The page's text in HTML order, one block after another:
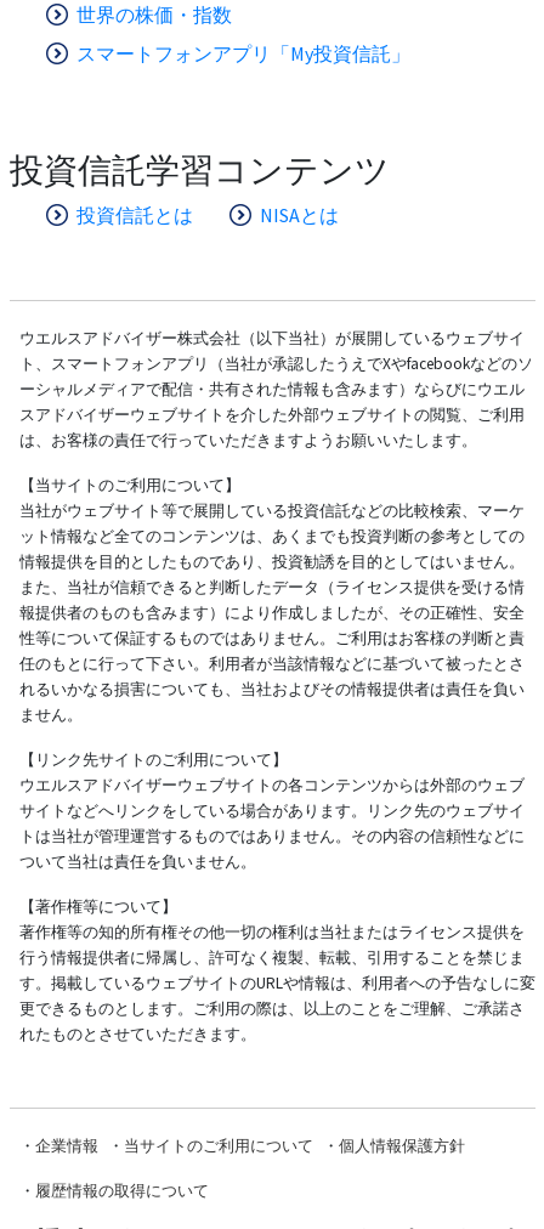
世界の株価・指数
スマートフォンアプリ「My投資信託」
投資信託学習コンテンツ
投資信託とは NISAとは
ウエルスアドバイザー株式会社（以下当社）が展開しているウェブサイ
ト、スマートフォンアプリ（当社が承認したうえでXやfacebookなどのソ
ーシャルメディアで配信・共有された情報も含みます）ならびにウエル
スアドバイザーウェブサイトを介した外部ウェブサイトの閲覧、ご利用
は、お客様の責任で行っていただきますようお願いいたします。
【当サイトのご利用について】
当社がウェブサイト等で展開している投資信託などの比較検索、マーケ
ット情報など全てのコンテンツは、あくまでも投資判断の参考としての
情報提供を目的としたものであり、投資勧誘を目的としてはいません。
また、当社が信頼できると判断したデータ（ライセンス提供を受ける情
報提供者のものも含みます）により作成しましたが、その正確性、安全
性等について保証するものではありません。ご利用はお客様の判断と責
任のもとに行って下さい。利用者が当該情報などに基づいて被ったとさ
れるいかなる損害についても、当社およびその情報提供者は責任を負い
ません。
【リンク先サイトのご利用について】
ウエルスアドバイザーウェブサイトの各コンテンツからは外部のウェブ
サイトなどへリンクをしている場合があります。リンク先のウェブサイ
トは当社が管理運営するものではありません。その内容の信頼性などに
ついて当社は責任を負いません。
【著作権等について】
著作権等の知的所有権その他一切の権利は当社またはライセンス提供を
行う情報提供者に帰属し、許可なく複製、転載、引用することを禁じま
す。掲載しているウェブサイトのURLや情報は、利用者への予告なしに変
更できるものとします。ご利用の際は、以上のことをご理解、ご承諾さ
れたものとさせていただきます。
・ 企業情報 ・ 当サイトのご利用について ・ 個人情報保護方針
・ 履歴情報の取得について